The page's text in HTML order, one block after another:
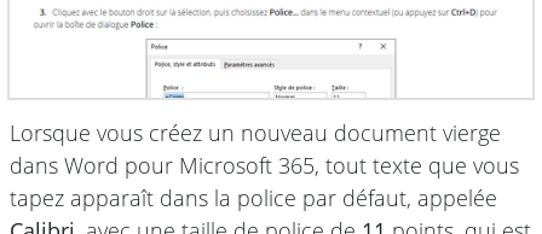
Lorsque vous créez un nouveau document vierge
dans Word pour Microsoft 365, tout texte que vous
tapez apparaît dans la police par défaut, appelée